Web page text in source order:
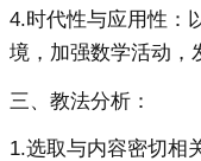
4.时代性与应用性：
境，加强数学活动，
三、教法分析：
1.选取与内容密切相